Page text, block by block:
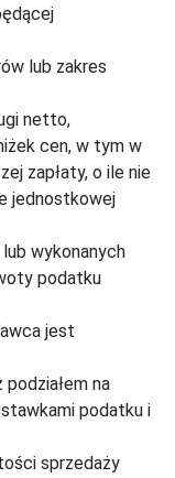
lub zakres
netto,
cen, w tym w
zapłaty, o ile nie
jednostkowej
wykonanych
podatku
jest
na
podatku i
sprzedaży